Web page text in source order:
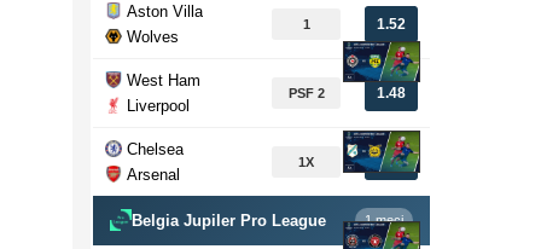
Aston Villa
Wolves
1 1.52
West Ham
Liverpool
PSF 2 1.48
Chelsea
Arsenal
1X 1.67
Belgia Jupiler Pro League 1 meci